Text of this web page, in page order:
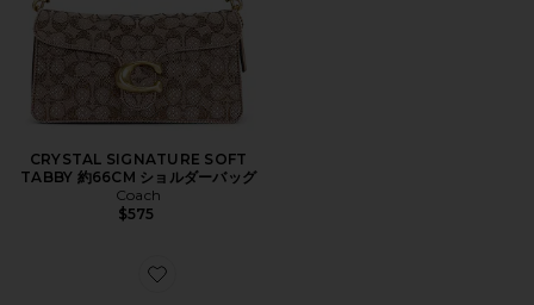
CRYSTAL SIGNATURE SOFT
TABBY 約66CM ショルダーバッグ
Coach
$575
Favorite ビーチサンダル